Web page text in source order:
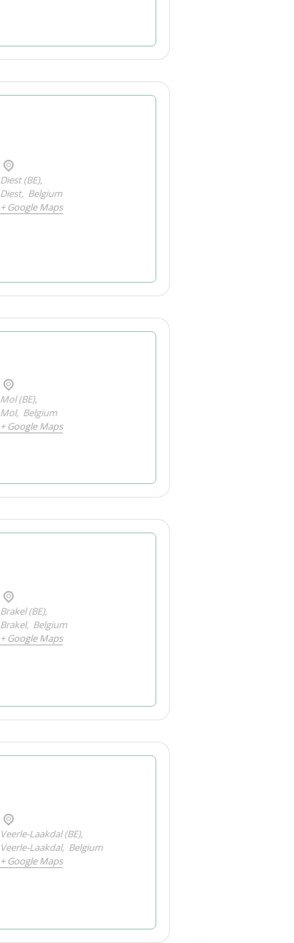
Diest (BE),
Diest, Belgium
+ Google Maps
Mol (BE),
Mol, Belgium
+ Google Maps
Brakel (BE),
Brakel, Belgium
+ Google Maps
Veerle-Laakdal (BE),
Veerle-Laakdal, Belgium
+ Google Maps